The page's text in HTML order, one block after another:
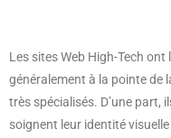
Les sites Web High-Tech
généralement à la pointe de
très spécialisés. D’une part,
soignent leur identité